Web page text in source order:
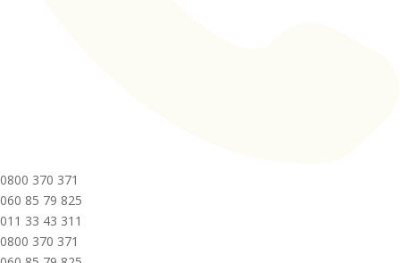
0800 370 371
060 85 79 825
011 33 43 311
0800 370 371